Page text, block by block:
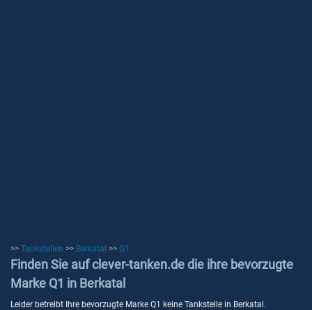
>> Tankstellen >> Berkatal >> Q1
Finden Sie auf clever-tanken.de die ihre bevorzugte
Marke Q1 in Berkatal
Leider betreibt Ihre bevorzugte Marke Q1 keine Tankstelle in Berkatal.